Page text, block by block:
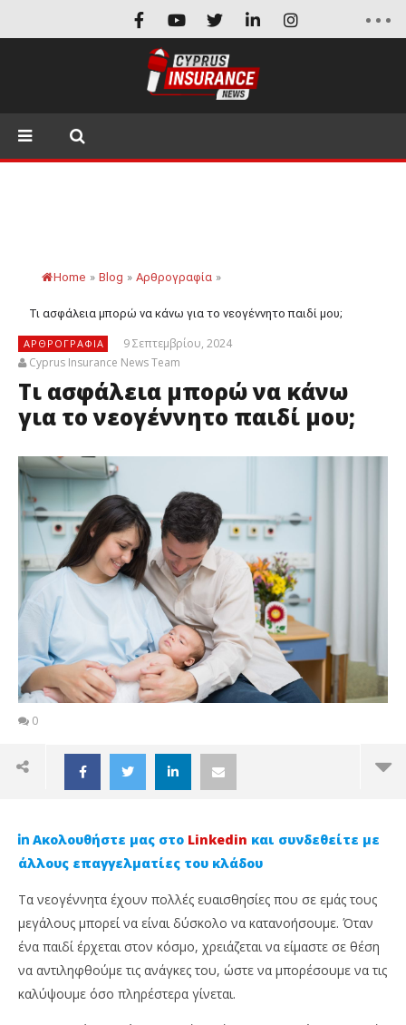
Home » Blog » Αρθρογραφία »
Τι ασφάλεια μπορώ να κάνω για το νεογέννητο παιδί μου;
ΑΡΘΡΟΓΡΑΦΊΑ
9 Σεπτεμβρίου, 2024
Cyprus Insurance News Team
Τι ασφάλεια μπορώ να κάνω
για το νεογέννητο παιδί μου;
0
Ακολουθήστε μας στο Linkedin και συνδεθείτε με
άλλους επαγγελματίες του κλάδου
Τα νεογέννητα έχουν πολλές ευαισθησίες που σε εμάς τους
μεγάλους μπορεί να είναι δύσκολο να κατανοήσουμε. Όταν
ένα παιδί έρχεται στον κόσμο, χρειάζεται να είμαστε σε θέση
να αντιληφθούμε τις ανάγκες του, ώστε να μπορέσουμε να τις
καλύψουμε όσο πληρέστερα γίνεται.